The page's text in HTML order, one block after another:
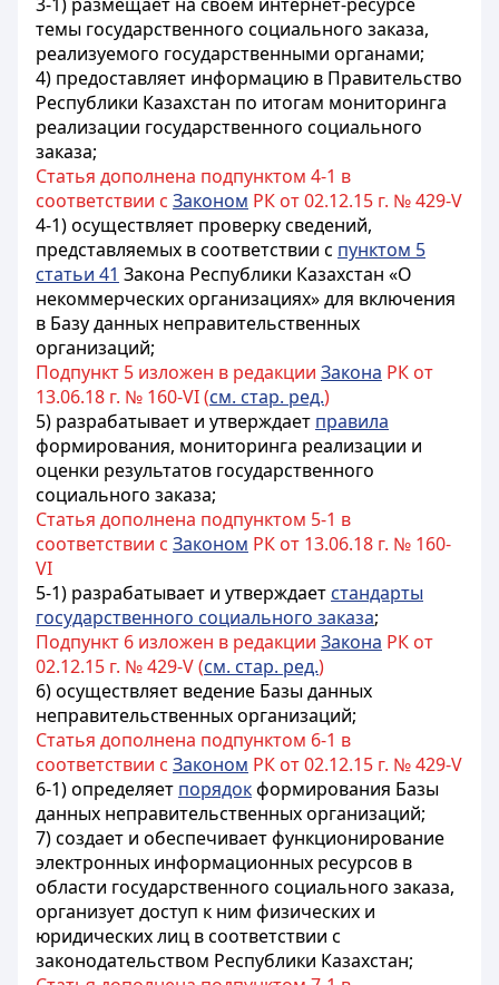
темы государственного социального заказа,
реализуемого государственными органами;
4) предоставляет информацию в Правительство
Республики Казахстан по итогам мониторинга
реализации государственного социального
заказа;
Статья дополнена подпунктом 4-1 в
соответствии с Законом РК от 02.12.15 г. № 429-V
4-1) осуществляет проверку сведений,
представляемых в соответствии с пунктом 5
статьи 41 Закона Республики Казахстан «О
некоммерческих организациях» для включения
в Базу данных неправительственных
организаций;
Подпункт 5 изложен в редакции Закона РК от
13.06.18 г. № 160-VI (см. стар. ред.)
5) разрабатывает и утверждает правила
формирования, мониторинга реализации и
оценки результатов государственного
социального заказа;
Статья дополнена подпунктом 5-1 в
соответствии с Законом РК от 13.06.18 г. № 160-
VI
5-1) разрабатывает и утверждает стандарты
государственного социального заказа;
Подпункт 6 изложен в редакции Закона РК от
02.12.15 г. № 429-V (см. стар. ред.)
6) осуществляет ведение Базы данных
неправительственных организаций;
Статья дополнена подпунктом 6-1 в
соответствии с Законом РК от 02.12.15 г. № 429-V
6-1) определяет порядокформирования Базы
данных неправительственных организаций;
7) создает и обеспечивает функционирование
электронных информационных ресурсов в
области государственного социального заказа,
организует доступ к ним физических и
юридических лиц в соответствии с
законодательством Республики Казахстан;